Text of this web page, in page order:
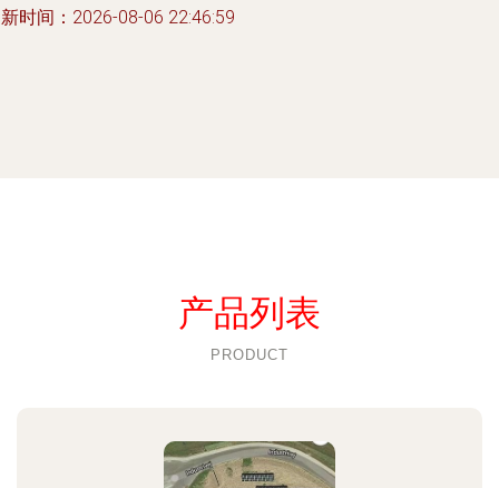
时间：2026-08-06 22:46:59
产品列表
PRODUCT